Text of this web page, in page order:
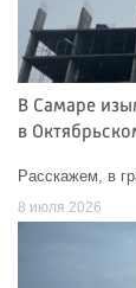
В Самаре
в
Расскажем, в
8 июля 2026